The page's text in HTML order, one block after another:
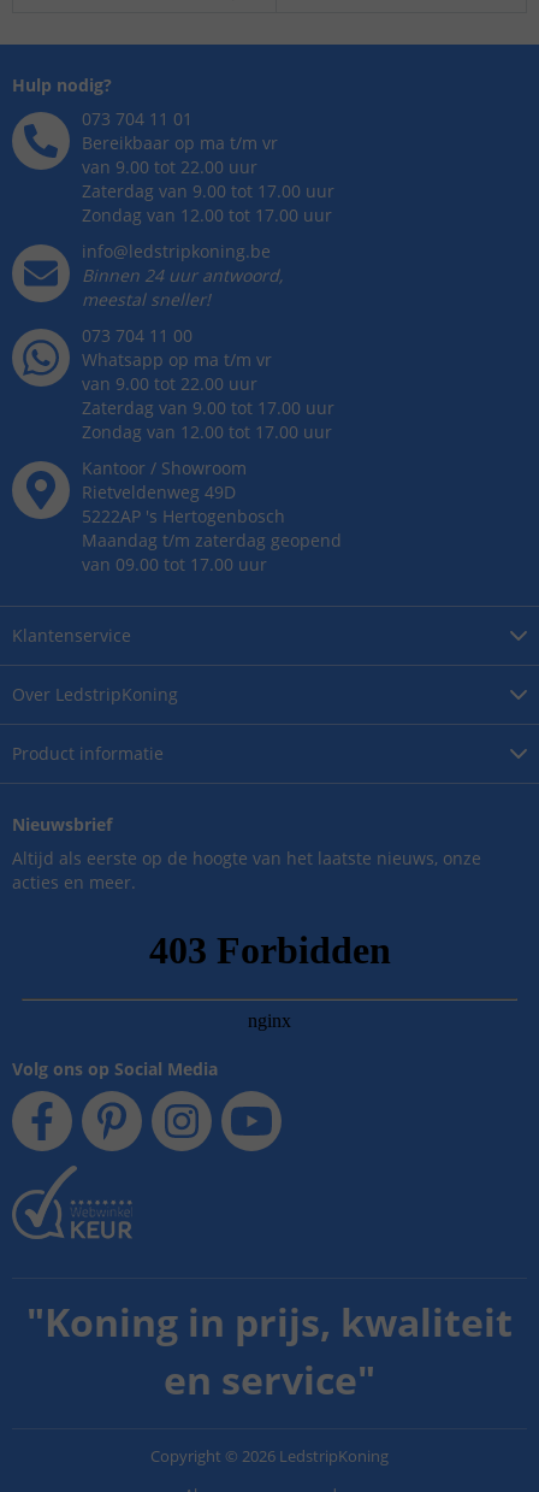
Over LedstripKoning
Product informatie
Klantenservice
Hulp nodig?
073 704 11 01
Bereikbaar op ma t/m vr
van 9.00 tot 22.00 uur
Zaterdag van 9.00 tot 17.00 uur
Zondag van 12.00 tot 17.00 uur
info@ledstripkoning.be
Binnen 24 uur antwoord,
meestal sneller!
073 704 11 00
Whatsapp op ma t/m vr
van 9.00 tot 22.00 uur
Zaterdag van 9.00 tot 17.00 uur
Zondag van 12.00 tot 17.00 uur
Kantoor / Showroom
Rietveldenweg 49D
5222AP 's Hertogenbosch
Maandag t/m zaterdag geopend
van 09.00 tot 17.00 uur
Nieuwsbrief
Altijd als eerste op de hoogte van het laatste nieuws, onze
acties en meer.
Volg ons op Social Media
"Koning in prijs, kwaliteit
en service"
Copyright © 2026 LedstripKoning